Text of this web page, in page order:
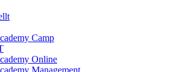
Camp
Online
Management